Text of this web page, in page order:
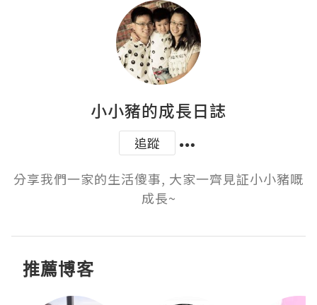
小小豬的成長日誌
追蹤
分享我們一家的生活傻事, 大家一齊見証小小豬嘅
成長~
推薦博客